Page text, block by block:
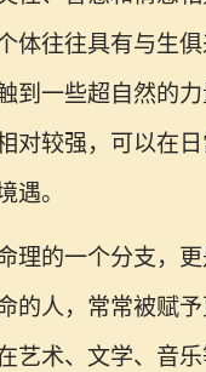
体往往具有与生
到一些超自然的
对较强，可以在
遇。
理的一个分支，
的人，常常被赋
艺术、文学、音乐